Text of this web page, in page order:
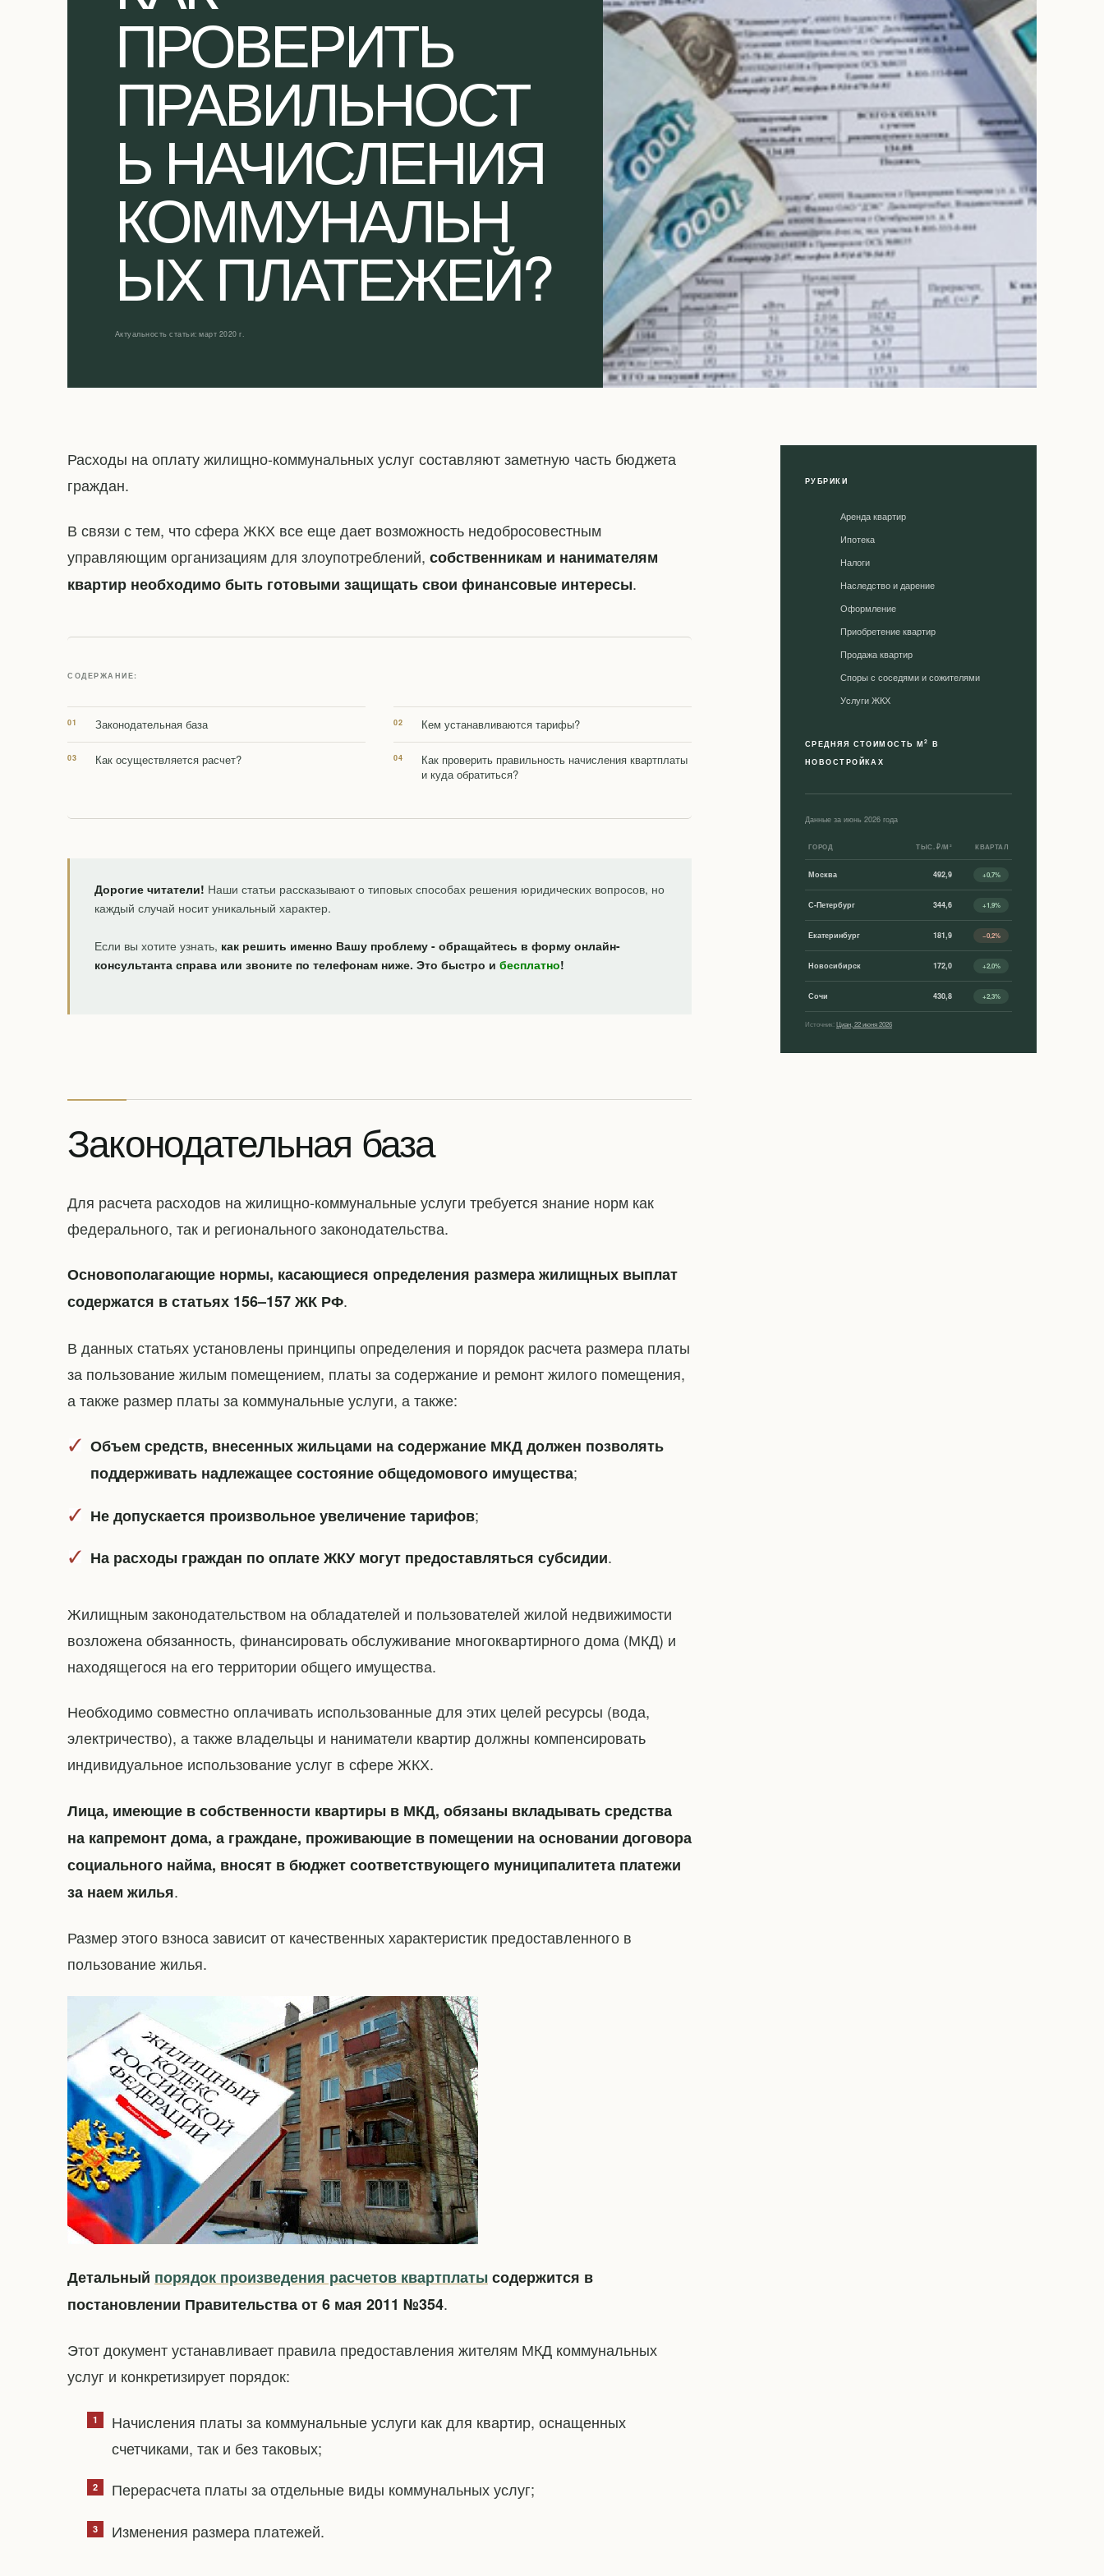
ПРОВЕРИТЬ
ПРАВИЛЬНОСТ
Ь НАЧИСЛЕНИЯ
КОММУНАЛЬН
ЫХ ПЛАТЕЖЕЙ?
Актуальность статьи: март 2020 г.
Расходы на оплату жилищно-коммунальных услуг составляют заметную часть бюджета
граждан.
В связи с тем, что сфера ЖКХ все еще дает возможность недобросовестным
управляющим организациям для злоупотреблений, собственникам и нанимателям
квартир необходимо быть готовыми защищать свои финансовые интересы.
СОДЕРЖАНИЕ:
Законодательная база Кем устанавливаются тарифы?
Как осуществляется расчет?
Как проверить правильность начисления квартплаты
и куда обратиться?
Дорогие читатели! Наши статьи рассказывают о типовых способах решения юридических вопросов, но
каждый случай носит уникальный характер.
Если вы хотите узнать, как решить именно Вашу проблему - обращайтесь в форму онлайн-
консультанта справа или звоните по телефонам ниже. Это быстро и бесплатно!
Законодательная база
Для расчета расходов на жилищно-коммунальные услуги требуется знание норм как
федерального, так и регионального законодательства.
Основополагающие нормы, касающиеся определения размера жилищных выплат
содержатся в статьях 156–157 ЖК РФ.
В данных статьях установлены принципы определения и порядок расчета размера платы
за пользование жилым помещением, платы за содержание и ремонт жилого помещения,
а также размер платы за коммунальные услуги, а также:
Объем средств, внесенных жильцами на содержание МКД должен позволять
поддерживать надлежащее состояние общедомового имущества;
Не допускается произвольное увеличение тарифов;
На расходы граждан по оплате ЖКУ могут предоставляться субсидии.
Жилищным законодательством на обладателей и пользователей жилой недвижимости
возложена обязанность, финансировать обслуживание многоквартирного дома (МКД) и
находящегося на его территории общего имущества.
Необходимо совместно оплачивать использованные для этих целей ресурсы (вода,
электричество), а также владельцы и наниматели квартир должны компенсировать
индивидуальное использование услуг в сфере ЖКХ.
Лица, имеющие в собственности квартиры в МКД, обязаны вкладывать средства
на капремонт дома, а граждане, проживающие в помещении на основании договора
социального найма, вносят в бюджет соответствующего муниципалитета платежи
за наем жилья.
Размер этого взноса зависит от качественных характеристик предоставленного в
пользование жилья.
Детальный порядок произведения расчетов квартплаты содержится в
постановлении Правительства от 6 мая 2011 №354.
Этот документ устанавливает правила предоставления жителям МКД коммунальных
услуг и конкретизирует порядок:
Начисления платы за коммунальные услуги как для квартир, оснащенных
счетчиками, так и без таковых;
Перерасчета платы за отдельные виды коммунальных услуг;
Изменения размера платежей.
РУБРИКИ
Аренда квартир
Ипотека
Налоги
Наследство и дарение
Оформление
Приобретение квартир
Продажа квартир
Споры с соседями и сожителями
Уcлуги ЖКХ
СРЕДНЯЯ СТОИМОСТЬ М2 В
НОВОСТРОЙКАХ
Данные за июнь 2026 года
ГОРОД ТЫС. ₽/М² КВАРТАЛ
Москва 492,9 +0,7%
С-Петербург 344,6 +1,9%
Екатеринбург 181,9 −0,2%
Новосибирск 172,0 +2,0%
Сочи 430,8 +2,3%
Источник:Циан, 22 июня 2026